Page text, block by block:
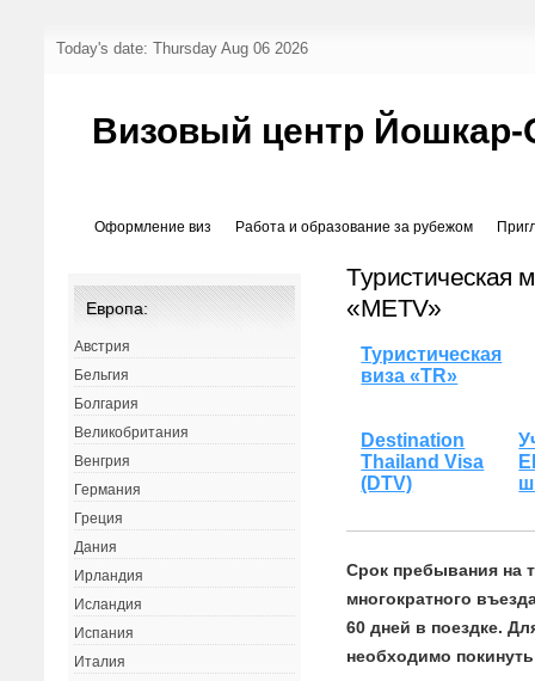
Today's date: Thursday Aug 06 2026
Визовый центр
Оформление виз Работа и образование за рубежом
Туристическая
«METV»
Туристическая
виза «TR»
Destination
Thailand Visa
(DTV)
Срок пребывания на
многократного
60 дней в поездке.
необходимо
Европа:
Австрия
Бельгия
Болгария
Великобритания
Венгрия
Германия
Греция
Дания
Ирландия
Исландия
Испания
Италия